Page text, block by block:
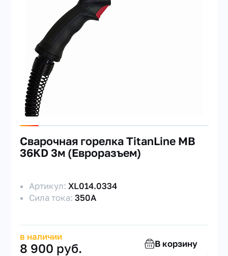
Сварочная горелка TitanLine MB
36KD 3м (Евроразъем)
Артикул:XL014.0334
Сила тока:350А
в наличии
8 900 руб. В корзину